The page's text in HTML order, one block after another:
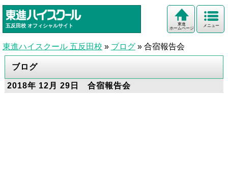
五反田校 オフィシャルサイト メニュー
東進
ホームページ
東進ハイスクール 五反田校 » ブログ » 合宿報告会
ブログ
2018年 12月 29日 合宿報告会